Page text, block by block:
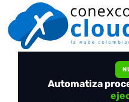
to
content
Automatiza